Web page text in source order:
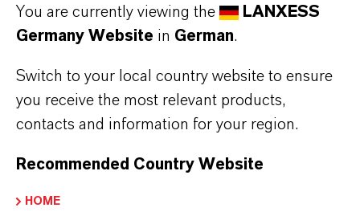
In den vergangenen Jahren hat LANXESS seine
Compounding-Kapazitäten kontinuerlich
Teil der hergestellten Zwischenprodukte in
seinem globalen Anlagen-Netzwerk selbst zu
Hochleistungskunststoffen weiterverarbeiten
kann. Der Spezialchemie-Konzern baut aktuell
Compoundier-Anlage, die im zweiten Quartal
You are currently viewing the
LANXESS
Germany Website in German.
Switch to your local country website to ensure
you receive the most relevant products,
contacts and information for your region.
Recommended Country Website
HOME